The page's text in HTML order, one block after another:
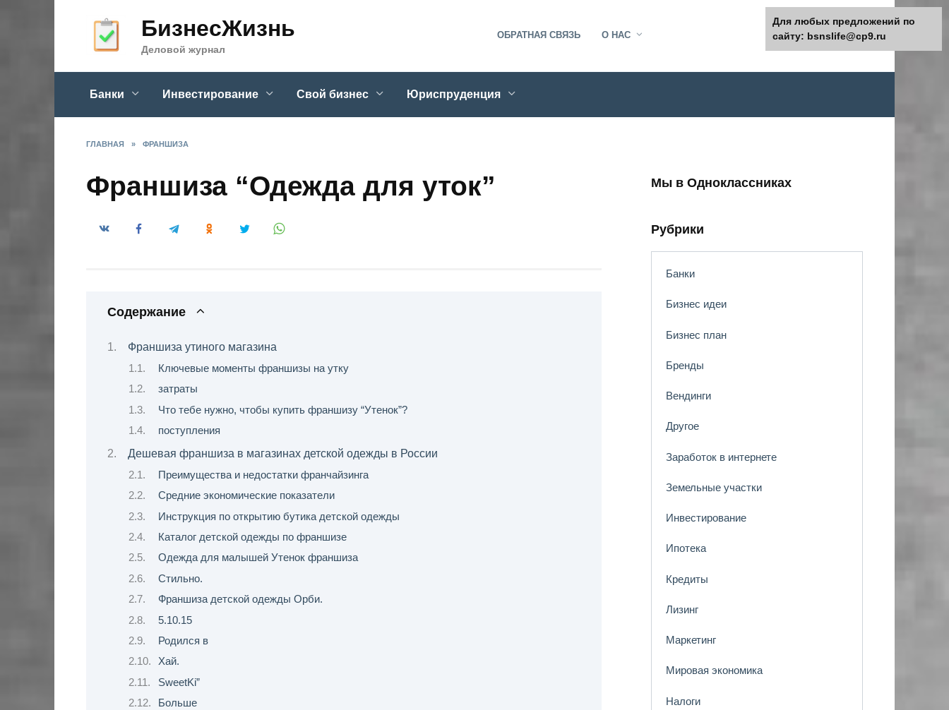
БизнесЖизнь
Деловой журнал
ОБРАТНАЯ СВЯЗЬ О НАС
Банки Инвестирование Свой бизнес Юриспруденция
ГЛАВНАЯ » ФРАНШИЗА
Франшиза “Одежда для уток”
Содержание
Франшиза утиного магазина
Ключевые моменты франшизы на утку
затраты
Что тебе нужно, чтобы купить франшизу “Утенок”?
поступления
Дешевая франшиза в магазинах детской одежды в России
Преимущества и недостатки франчайзинга
Средние экономические показатели
Инструкция по открытию бутика детской одежды
Каталог детской одежды по франшизе
Одежда для малышей Утенок франшиза
Стильно.
Франшиза детской одежды Орби.
5.10.15
Родился в
Хай.
SweetKi”
Больше
Мы в Одноклассниках
Рубрики
Банки
Бизнес идеи
Бизнес план
Бренды
Вендинги
Другое
Заработок в интернете
Земельные участки
Инвестирование
Ипотека
Кредиты
Лизинг
Маркетинг
Мировая экономика
Налоги
Для любых предложений по
сайту: bsnslife@cp9.ru